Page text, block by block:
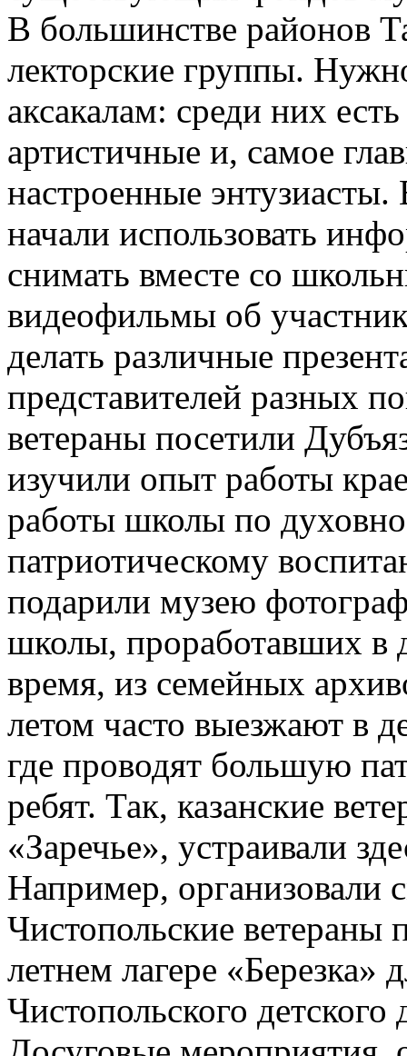
В большинстве районов
лекторские группы.
аксакалам: среди них
артистичные и, самое
настроенные энтузиасты.
начали использовать
снимать вместе со
видеофильмы об
делать различные
представителей разных
ветераны посетили
изучили опыт работы
работы школы по
патриотическому
подарили музею
школы, проработавших в
время, из семейных
летом часто выезжают в
где проводят большую
ребят. Так, казанские
«Заречье», устраивали
Например, организовали
Чистопольские ветераны
летнем лагере «Березка»
Чистопольского